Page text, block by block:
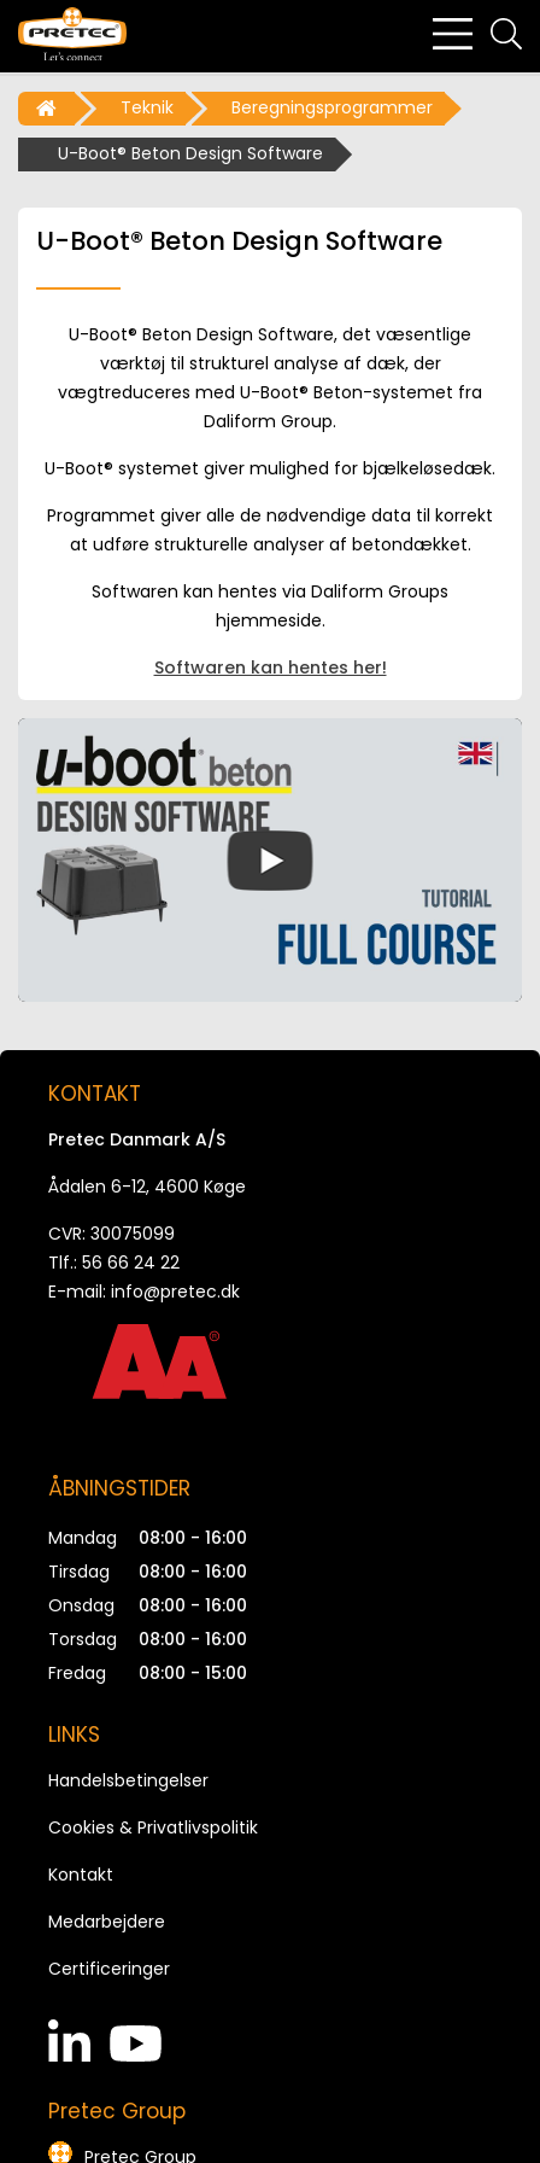
bars
Teknik
Beregningsprogrammer
U-Boot® Beton Design Software
U-Boot® Beton Design Software
U-Boot® Beton Design Software, det væsentlige
værktøj til strukturel analyse af dæk, der
vægtreduceres med U-Boot® Beton-systemet fra
Daliform Group.
U-Boot® systemet giver mulighed for bjælkeløsedæk.
Programmet giver alle de nødvendige data til korrekt
at udføre strukturelle analyser af betondækket.
Softwaren kan hentes via Daliform Groups
hjemmeside.
Softwaren kan hentes her!
KONTAKT
Pretec Danmark A/S
Ådalen 6-12, 4600 Køge
CVR: 30075099
Tlf.: 56 66 24 22
E-mail: info@pretec.dk
ÅBNINGSTIDER
Mandag
08:00 - 16:00
Tirsdag
08:00 - 16:00
Onsdag
08:00 - 16:00
Torsdag
08:00 - 16:00
Fredag
08:00 - 15:00
LINKS
Handelsbetingelser
Cookies & Privatlivspolitik
Kontakt
Medarbejdere
Certificeringer
linkedin
in
Pretec Group
Pretec Group